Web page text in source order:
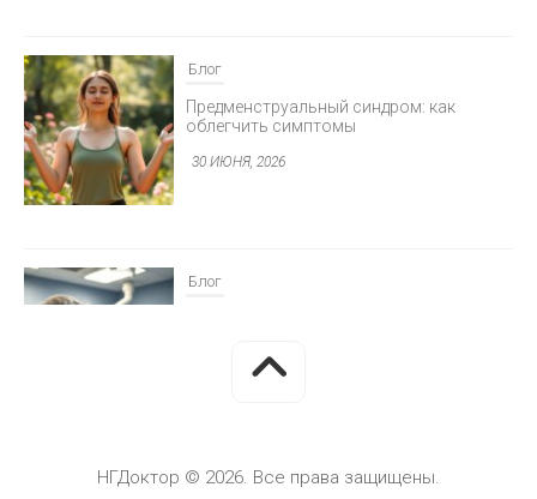
Блог
Предменструальный синдром: как
облегчить симптомы
30 ИЮНЯ, 2026
Блог
30 ИЮНЯ, 2026
НГДоктор © 2026. Все права защищены.